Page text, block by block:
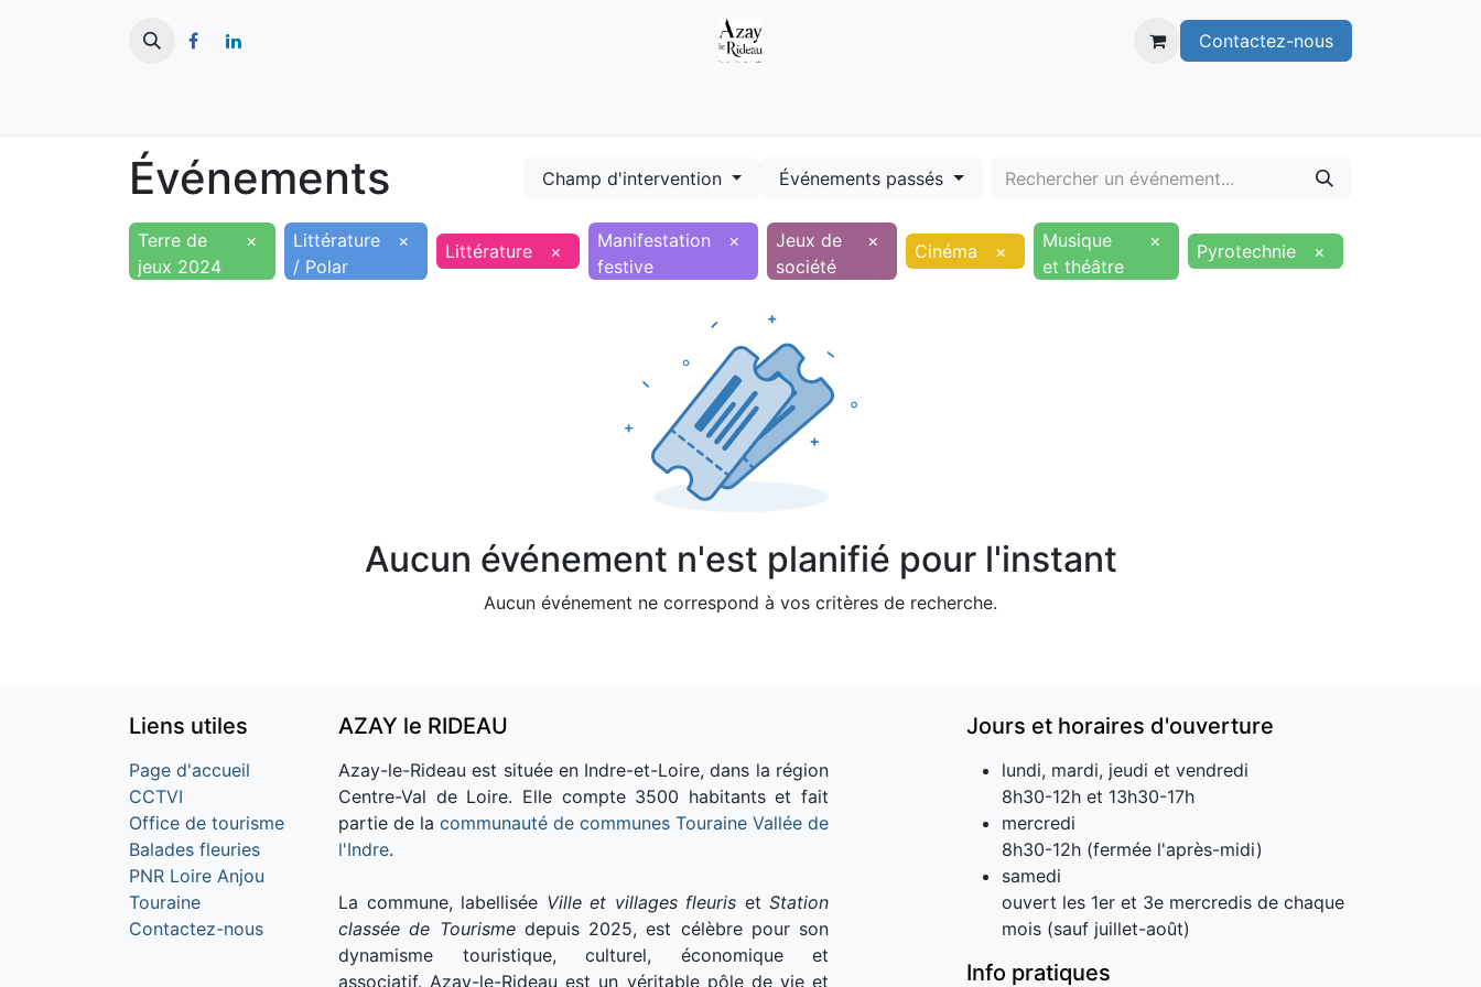
Contactez-nous
Événements Champ d'intervention Événements passés
Terre de
jeux 2024
×
Littérature
/ Polar
× Littérature ×
Manifestation
festive
×
Jeux de
société
× Cinéma ×
Musique
et théâtre
× Pyrotechnie ×
Aucun événement n'est planifié pour l'instant
Aucun événement ne correspond à vos critères de recherche.
Liens utiles
Page d'accueil
CCTVI
Office de tourisme
Balades fleuries
PNR Loire Anjou
Touraine
Contactez-nous
AZAY le RIDEAU
Azay-le-Rideau est située en Indre-et-Loire, dans la région
Centre-Val de Loire. Elle compte 3500 habitants et fait
partie de la communauté de communes Touraine Vallée de
l'Indre.
La commune, labellisée Ville et villages fleuris et Station
classée de Tourismedepuis 2025, est célèbre pour son
dynamisme touristique, culturel, économique et
associatif. Azay-le-Rideau est un véritable pôle de vie et
Jours et horaires d'ouverture
lundi, mardi, jeudi et vendredi
8h30-12h et 13h30-17h
mercredi
8h30-12h (fermée l'après-midi)
samedi
ouvert les 1er et 3e mercredis de chaque
mois (sauf juillet-août)
Info pratiques